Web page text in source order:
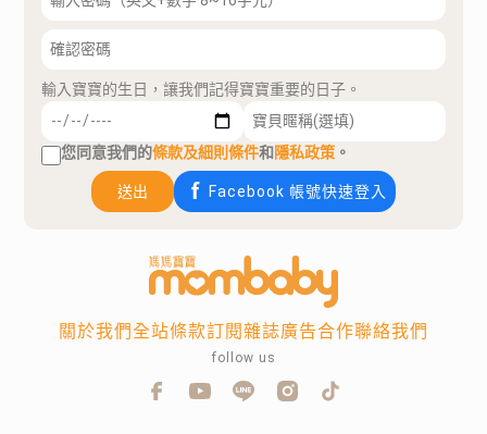
輸入寶寶的生日，讓我們記得寶寶重要的日子。
您同意我們的條款及細則條件和隱私政策 。
送出 Facebook 帳號快速登入
關於我們全站條款訂閱雜誌廣告合作聯絡我們
follow us